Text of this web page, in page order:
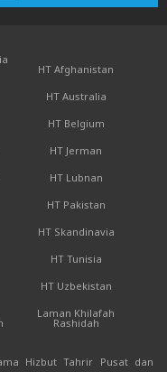
HT Afghanistan
HT Australia
HT Belgium
HT Jerman
HT Lubnan
HT Pakistan
HT Skandinavia
HT Tunisia
HT Uzbekistan
Laman Khilafah
Rashidah
Hizbut Tahrir Pusat dan